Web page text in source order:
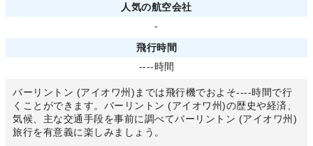
人気の航空会社
-
飛行時間
----時間
バーリントン (アイオワ州)までは飛行機でおよそ----時間で行
くことができます。バーリントン (アイオワ州)の歴史や経済、
気候、主な交通手段を事前に調べてバーリントン (アイオワ州)
旅行を有意義に楽しみましょう。